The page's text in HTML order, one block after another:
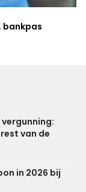
bankpas
van de
in 2026 bij